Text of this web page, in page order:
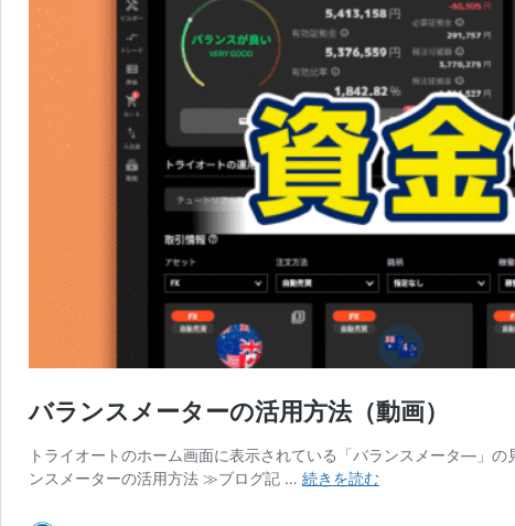
バランスメーターの活用方法（動画）
トライオートのホーム画面に表示されている「バランスメータ―」
ンスメーターの活用方法 ≫ブログ記 … 続きを読むバ